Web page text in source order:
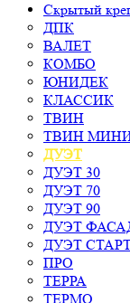
Скрытый
ДПК
ВАЛЕТ
КОМБО
ЮНИДЕК
КЛАССИК
ТВИН
ТВИН
ДУЭТ
ДУЭТ 30
ДУЭТ 70
ДУЭТ 90
ДУЭТ
ДУЭТ
ПРО
ТЕРРА
ТЕРМО